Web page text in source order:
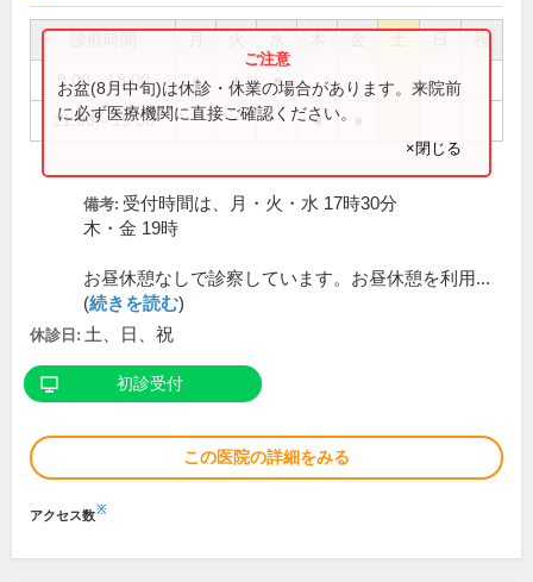
祝
9:00～18:00 ● ● ●
11:00～19:00 ●
お盆(8月中旬)は休診・休業の場合があります。来院前
に必ず医療機関に直接ご確認ください。
×閉じる
備考: 受付時間は、月・火・水 17時30分
木・金 19時
お昼休憩なしで診察しています。お昼休憩を利用...
(続きを読む)
休診日: 土、日、祝
初診受付
この医院の詳細をみる
アクセス数※